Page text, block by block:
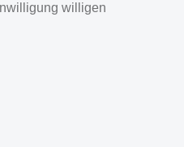
willigen